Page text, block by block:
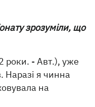
зрозуміли, що
роки. - Авт.), уже
Наразі я чинна
на